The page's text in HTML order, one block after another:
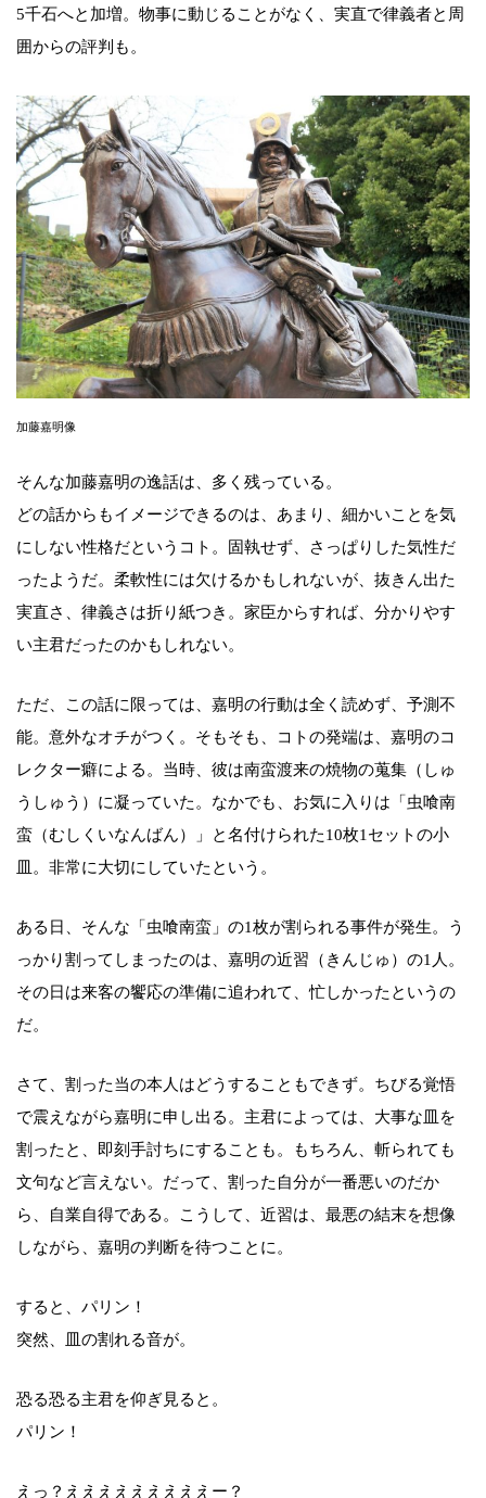
5千石へと加増。物事に動じることがなく、実直で律義者と周
囲からの評判も。
加藤嘉明像
そんな加藤嘉明の逸話は、多く残っている。
どの話からもイメージできるのは、あまり、細かいことを気
にしない性格だというコト。固執せず、さっぱりした気性だ
ったようだ。柔軟性には欠けるかもしれないが、抜きん出た
実直さ、律義さは折り紙つき。家臣からすれば、分かりやす
い主君だったのかもしれない。
ただ、この話に限っては、嘉明の行動は全く読めず、予測不
能。意外なオチがつく。そもそも、コトの発端は、嘉明のコ
レクター癖による。当時、彼は南蛮渡来の焼物の蒐集（しゅ
うしゅう）に凝っていた。なかでも、お気に入りは「虫喰南
蛮（むしくいなんばん）」と名付けられた10枚1セットの小
皿。非常に大切にしていたという。
ある日、そんな「虫喰南蛮」の1枚が割られる事件が発生。う
っかり割ってしまったのは、嘉明の近習（きんじゅ）の1人。
その日は来客の饗応の準備に追われて、忙しかったというの
だ。
さて、割った当の本人はどうすることもできず。ちびる覚悟
で震えながら嘉明に申し出る。主君によっては、大事な皿を
割ったと、即刻手討ちにすることも。もちろん、斬られても
文句など言えない。だって、割った自分が一番悪いのだか
ら、自業自得である。こうして、近習は、最悪の結末を想像
しながら、嘉明の判断を待つことに。
すると、パリン！
突然、皿の割れる音が。
恐る恐る主君を仰ぎ見ると。
パリン！
えっ？えええええええええー？